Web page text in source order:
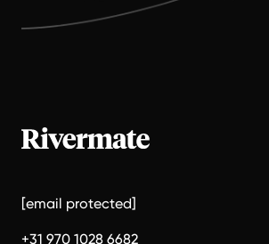
[email protected]
+31 970 1028 6682